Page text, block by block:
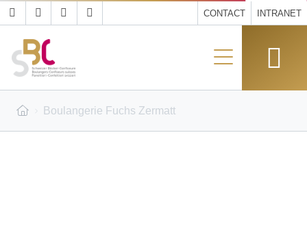
CONTACT INTRANET
Boulangerie Fuchs Zermatt